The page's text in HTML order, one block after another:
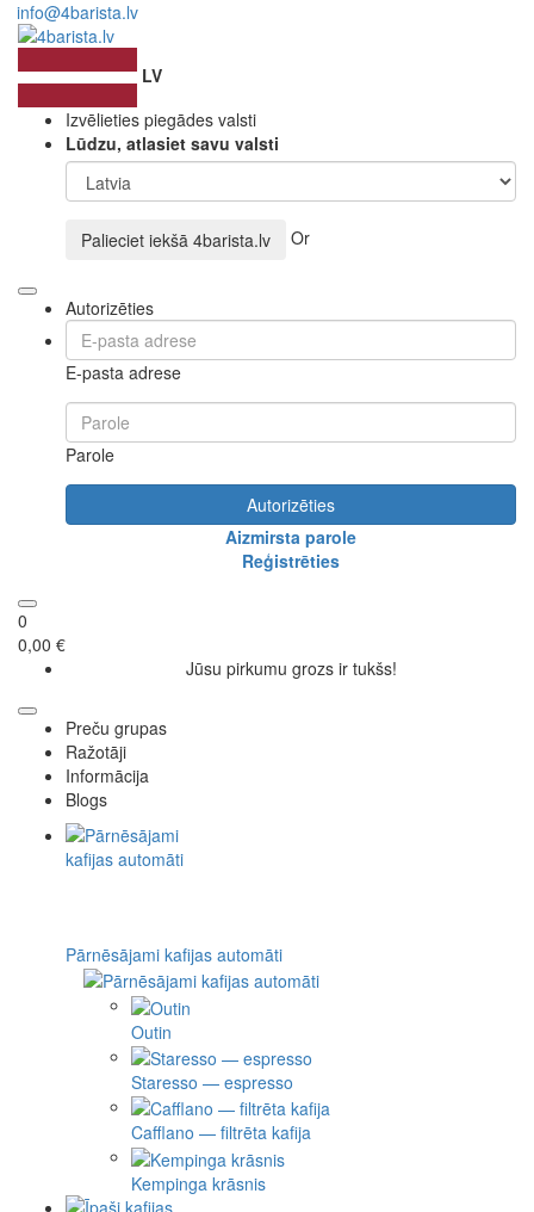
info@4barista.lv
LV
Izvēlieties piegādes valsti
Lūdzu, atlasiet savu valsti
Palieciet iekšā 4barista.lv Or
Autorizēties
E-pasta adrese
Parole
Autorizēties
Aizmirsta parole
Reģistrēties
0
0,00 €
Jūsu pirkumu grozs ir tukšs!
Preču grupas
Ražotāji
Informācija
Blogs
Pārnēsājami kafijas automāti
Outin
Staresso — espresso
Cafflano — filtrēta kafija
Kempinga krāsnis